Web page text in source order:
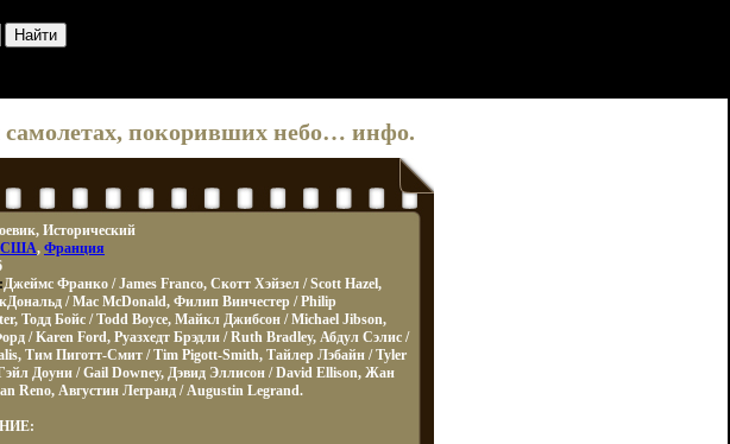
покоривших небо… инфо.
Исторический
США, Франция
Джеймс Франко / James Franco, Скотт Хэйзел / Scott Hazel,
/ Mac McDonald, Филип Винчестер / Philip
Тодд Бойс / Todd Boyce, Майкл Джибсон / Michael Jibson,
/ Karen Ford, Руазхедт Брэдли / Ruth Bradley, Абдул Сэлис /
Тим Пиготт-Смит / Tim Pigott-Smith, Тайлер Лэбайн / Tyler
Доуни / Gail Downey, Дэвид Эллисон / David Ellison, Жан
Reno, Августин Легранд / Augustin Legrand.